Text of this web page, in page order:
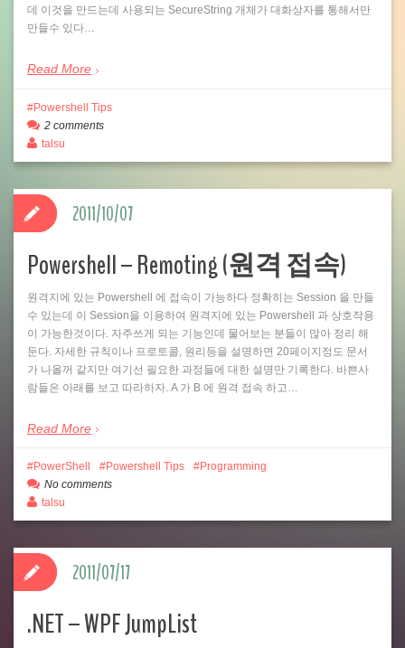
데 이것을 만드는데 사용되는 SecureString 개체가 대화상자를 통해서만
만들수 있다…
Read More
Powershell Tips
2 comments
talsu
Powershell – Remoting (원격 접속)
원격지에 있는 Powershell 에 접속이 가능하다 정확히는 Session 을 만들
수 있는데 이 Session을 이용하여 원격지에 있는 Powershell 과 상호작용
이 가능한것이다. 자주쓰게 되는 기능인데 물어보는 분들이 많아 정리 해
둔다. 자세한 규칙이나 프로토콜, 원리등을 설명하면 20페이지정도 문서
가 나올꺼 같지만 여기선 필요한 과정들에 대한 설명만 기록한다. 바쁜사
람들은 아래를 보고 따라하자. A 가 B 에 원격 접속 하고…
Read More
2011/10/07
PowerShell Powershell Tips
Programming
No comments
talsu
.NET – WPF JumpList
2011/07/17